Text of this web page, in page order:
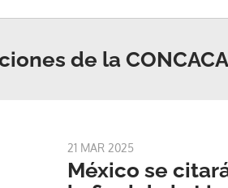
de la
21 MAR 2025
México se